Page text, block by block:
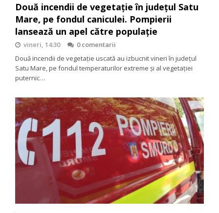
Două incendii de vegetație în județul Satu
Mare, pe fondul caniculei. Pompierii
lansează un apel către populație
vineri, 14:30
0 comentarii
Două incendii de vegetație uscată au izbucnit vineri în județul
Satu Mare, pe fondul temperaturilor extreme și al vegetației
puternic…